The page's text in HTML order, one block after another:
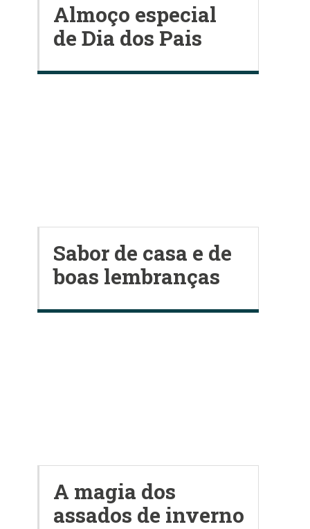
Almoço especial
de Dia dos Pais
Sabor de casa e de
boas lembranças
A magia dos
assados de inverno